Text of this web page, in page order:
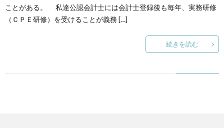
ことがある。 私達公認会計士には会計士登録後も毎年、実務研修
（ＣＰＥ研修）を受けることが義務 […]
続きを読む